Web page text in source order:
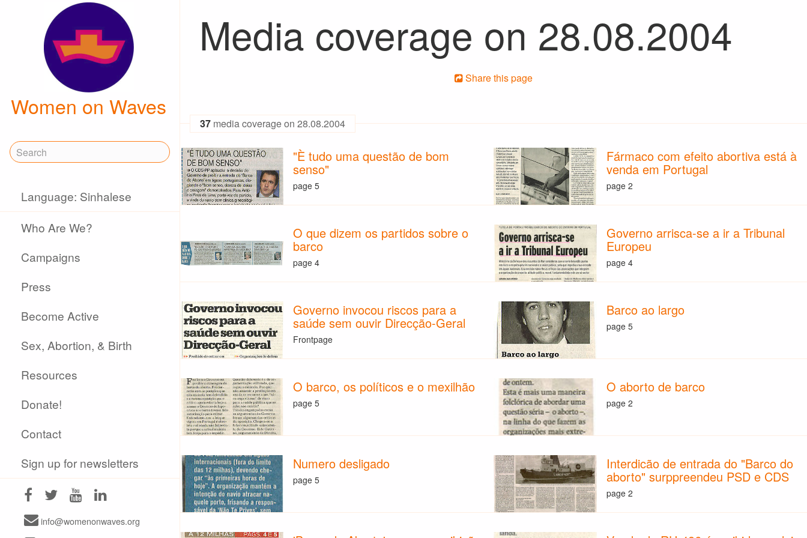
Women on Waves
Language: Sinhalese
Who Are We?
Campaigns
Press
Become Active
Sex, Abortion, & Birth
Resources
Donate!
Contact
Sign up for newsletters
info@womenonwaves.org
Media coverage on 28.08.2004
Share this page
37 media coverage on 28.08.2004
"È tudo uma questão de bom
senso"
page 5
Fármaco com efeito abortiva está à
venda em Portugal
page 2
O que dizem os partidos sobre o
barco
page 4
Governo arrisca-se a ir a Tribunal
Europeu
page 4
Governo invocou riscos para a
saúde sem ouvir Direcção-Geral
Frontpage
Barco ao largo
page 5
O barco, os políticos e o mexilhão
page 5
O aborto de barco
page 2
Numero desligado
page 5
Interdicão de entrada do "Barco do
aborto" surppreendeu PSD e CDS
page 2